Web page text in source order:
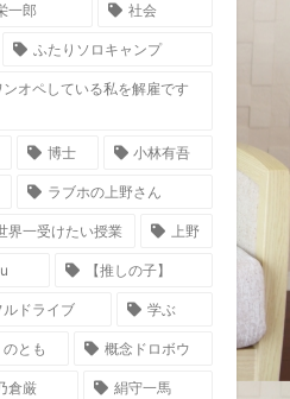
一郎 社会
ふたりソロキャンプ
オペしている私を解雇です
博士 小林有吾
ラブホの上野さん
界一受けたい授業 上野
【推しの子】
ルドライブ 学ぶ
とも 概念ドロボウ
倉厳 絹守一馬